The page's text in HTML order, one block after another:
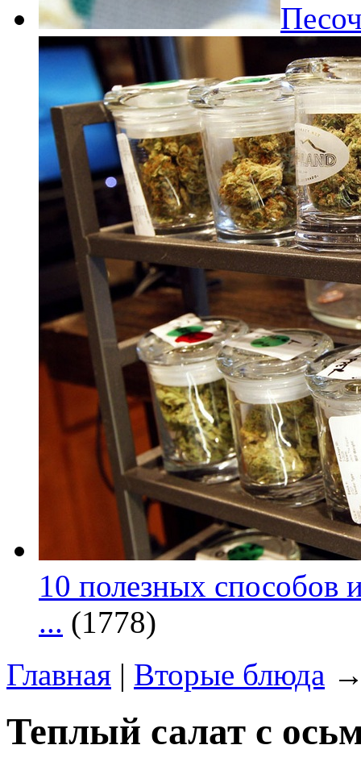
10 полезных способов
... (1778)
Главная | Вторые блюда
Теплый салат с